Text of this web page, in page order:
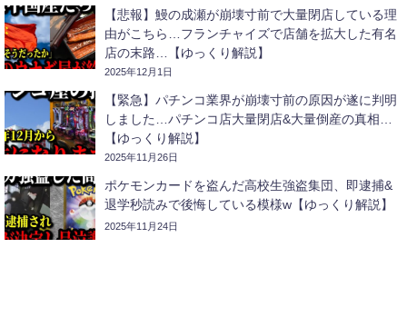
【悲報】鰻の成瀬が崩壊寸前で大量閉店している理
由がこちら…フランチャイズで店舗を拡大した有名
店の末路…【ゆっくり解説】
2025年12月1日
【緊急】パチンコ業界が崩壊寸前の原因が遂に判明
しました…パチンコ店大量閉店&大量倒産の真相…
【ゆっくり解説】
2025年11月26日
ポケモンカードを盗んだ高校生強盗集団、即逮捕&
退学秒読みで後悔している模様w【ゆっくり解説】
2025年11月24日